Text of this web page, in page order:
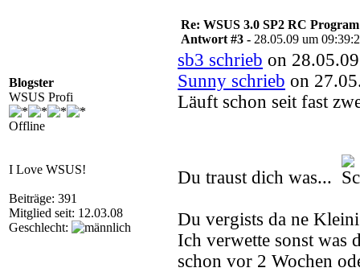
Blogster
WSUS Profi
Offline
I Love WSUS!
Beiträge: 391
Mitglied seit: 12.03.08
Geschlecht:
Re: WSUS 3.0 SP2 RC
Antwort #3 - 28.05.09 um
sb3 schrieb on
Sunny schrieb on
Läuft schon seit fast
Du traust dich was...
Du vergists da ne
Ich verwette sonst was
schon vor 2 Wochen